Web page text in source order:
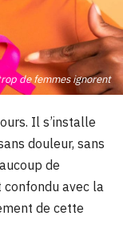
de femmes ignorent
Il s’installe
douleur, sans
de
confondu avec la
de cette